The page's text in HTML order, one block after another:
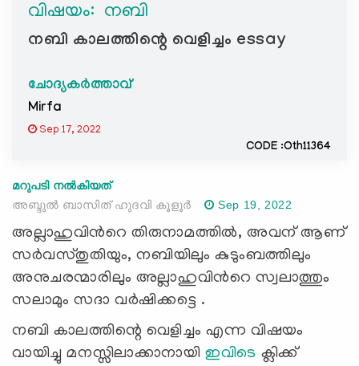
i
g
i
o
n
വിഷയം: ‍ നബി
നബി കാലത്തിന്റെ വെളിച്ചം essay
ചോദ്യകർത്താവ്
Mirfa
Sep 17, 2022
CODE :Oth11364
മറുപടി നൽകിയത്
അബ്ദുൽ ബാസിത് ഹുദവി കൂളൂർ
Sep 19, 2022
അല്ലാഹുവിൻറെ തിരുനാമത്തിൽ, അവന് ആണ്
സർവസ്തുതിയും, നബിയിലും കുടുംബത്തിലും
അനുചരന്മാരിലും അല്ലാഹുവിൻറെ സ്വലാത്തും
സലാമും സദാ വർഷിക്കട്ടെ .
നബി കാലത്തിന്റെ വെളിച്ചംഎന്ന വിഷയം
വായിച്ചു മനസ്സിലാക്കാനായിഇവിടെ ക്ലിക്ക്